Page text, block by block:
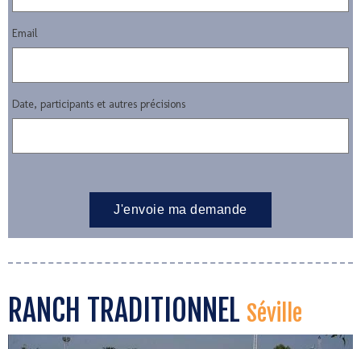
Email
Date, participants et autres précisions
RANCH TRADITIONNEL Séville